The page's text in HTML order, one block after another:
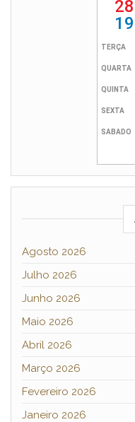
Agosto 2026
Julho 2026
Junho 2026
Maio 2026
Abril 2026
Março 2026
Fevereiro 2026
Janeiro 2026